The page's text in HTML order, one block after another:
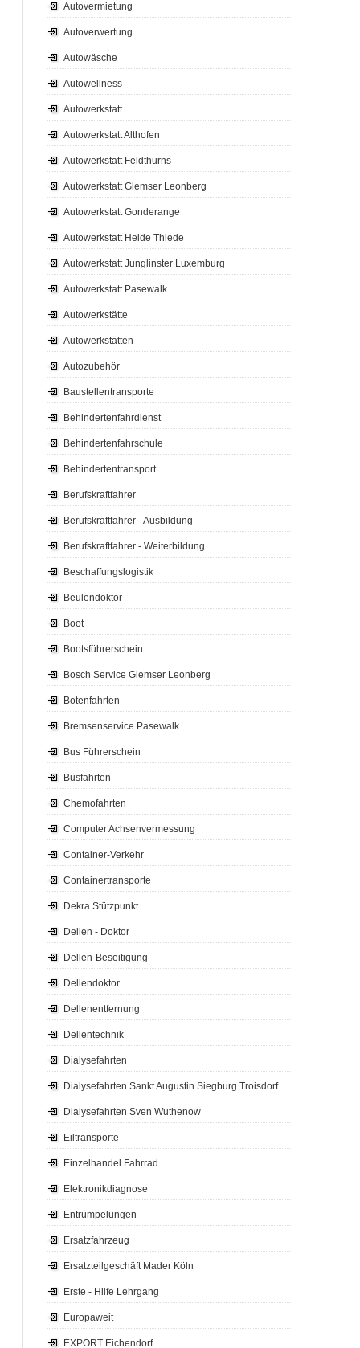
Autovermietung
Autoverwertung
Autowäsche
Autowellness
Autowerkstatt
Autowerkstatt Althofen
Autowerkstatt Feldthurns
Autowerkstatt Glemser Leonberg
Autowerkstatt Gonderange
Autowerkstatt Heide Thiede
Autowerkstatt Junglinster Luxemburg
Autowerkstatt Pasewalk
Autowerkstätte
Autowerkstätten
Autozubehör
Baustellentransporte
Behindertenfahrdienst
Behindertenfahrschule
Behindertentransport
Berufskraftfahrer
Berufskraftfahrer - Ausbildung
Berufskraftfahrer - Weiterbildung
Beschaffungslogistik
Beulendoktor
Boot
Bootsführerschein
Bosch Service Glemser Leonberg
Botenfahrten
Bremsenservice Pasewalk
Bus Führerschein
Busfahrten
Chemofahrten
Computer Achsenvermessung
Container-Verkehr
Containertransporte
Dekra Stützpunkt
Dellen - Doktor
Dellen-Beseitigung
Dellendoktor
Dellenentfernung
Dellentechnik
Dialysefahrten
Dialysefahrten Sankt Augustin Siegburg Troisdorf
Dialysefahrten Sven Wuthenow
Eiltransporte
Einzelhandel Fahrrad
Elektronikdiagnose
Entrümpelungen
Ersatzfahrzeug
Ersatzteilgeschäft Mader Köln
Erste - Hilfe Lehrgang
Europaweit
EXPORT Eichendorf